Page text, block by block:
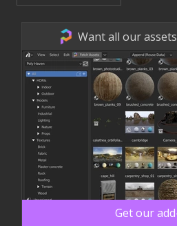
Want all our
Get our